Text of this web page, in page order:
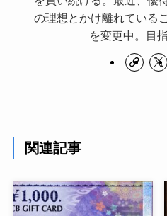
の理想とかけ離れている
を変更中。目
関連記事